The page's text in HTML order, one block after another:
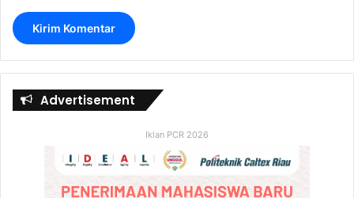
Advertisement
Iklan PCR 2026